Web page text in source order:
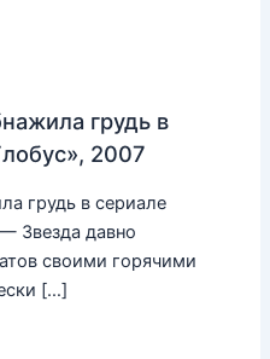
грудь в
2007
грудь в сериале
Звезда давно
своими горячими
[…]